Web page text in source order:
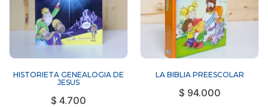
HISTORIETA GENEALOGIA DE
JESUS
$ 4.700
LA BIBLIA PREESCOLAR
$ 94.000